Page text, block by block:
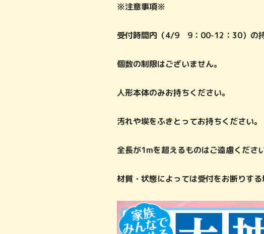
※注意事項※
受付時間内（4/9 9：00-12：30）の
個数の制限はございません。
人形本体のみお持ちください。
汚れや埃をふきとってお持ちください。
全長が1mを超えるものはご遠慮ください
材質・状態によっては受付をお断りする